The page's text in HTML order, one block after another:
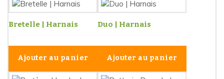
Bretelle | Harnais
Ajouter au panier
Duo | Harnais
Ajouter au panier